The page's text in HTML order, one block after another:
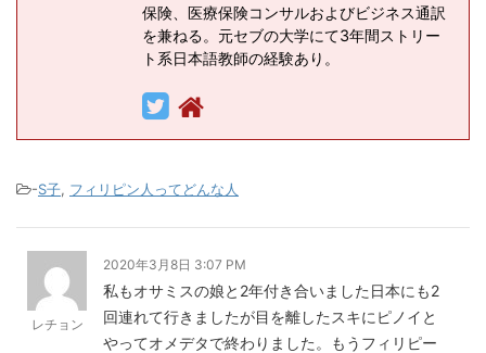
保険、医療保険コンサルおよびビジネス通訳
を兼ねる。元セブの大学にて3年間ストリー
ト系日本語教師の経験あり。
-S子, フィリピン人ってどんな人
レチョン
2020年3月8日 3:07 PM
私もオサミスの娘と2年付き合いました日本にも2
回連れて行きましたが目を離したスキにピノイと
やってオメデタで終わりました。もうフィリピー